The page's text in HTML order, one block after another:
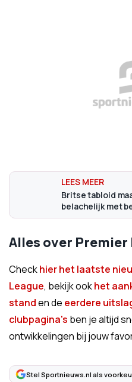
Britse tabloid
belachelijk met
Alles over Premier
Checkhier het laatste
League, bekijk ookhet
standen de eerdere
clubpagina's ben je altijd
ontwikkelingen bij jouw
Stel Sportnieuws.nl als